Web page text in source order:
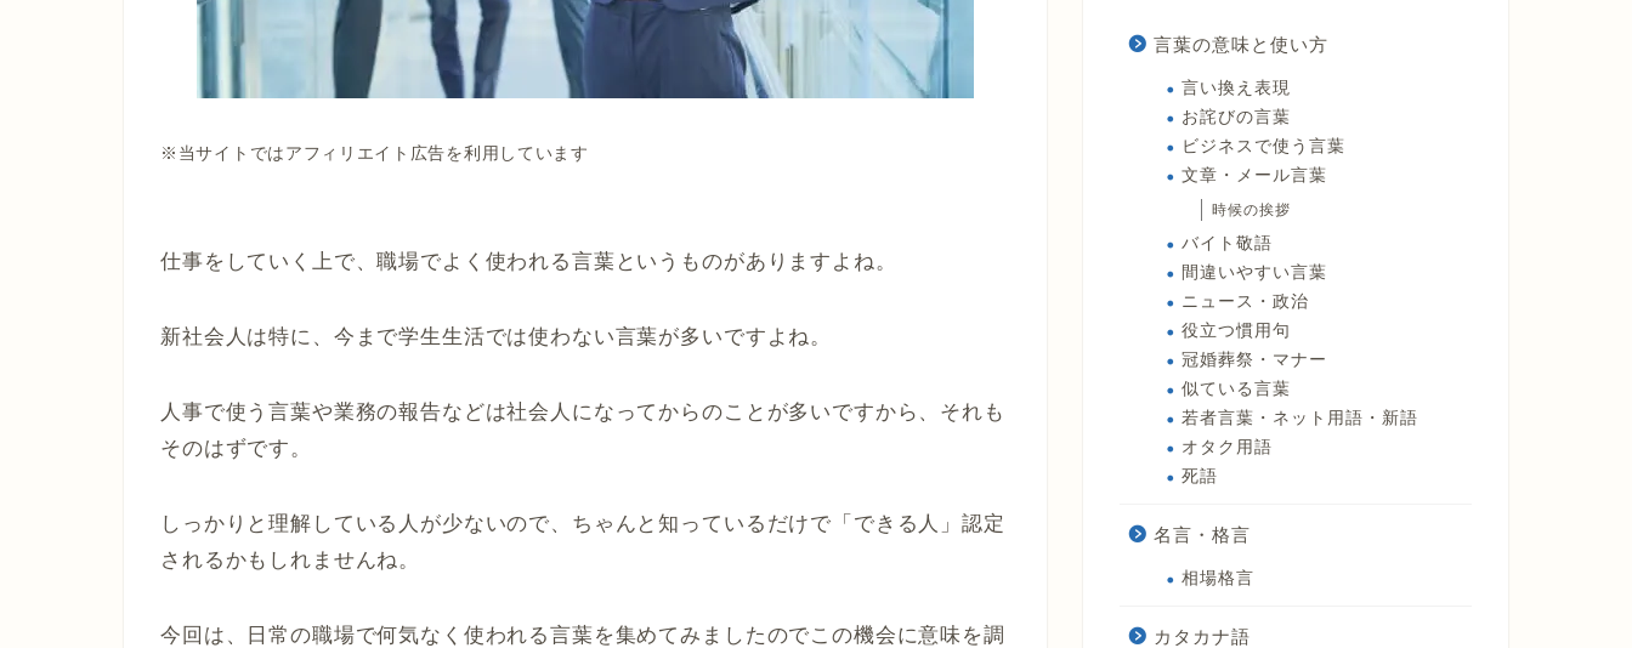
※当サイトではアフィリエイト広告を利用しています
仕事をしていく上で、職場でよく使われる言葉というものがありますよね。
新社会人は特に、今まで学生生活では使わない言葉が多いですよね。
人事で使う言葉や業務の報告などは社会人になってからのことが多いですから、それも
そのはずです。
しっかりと理解している人が少ないので、ちゃんと知っているだけで「できる人」認定
されるかもしれませんね。
今回は、日常の職場で何気なく使われる言葉を集めてみましたのでこの機会に意味を調
言葉の意味と使い方
言い換え表現
お詫びの言葉
ビジネスで使う言葉
文章・メール言葉
時候の挨拶
バイト敬語
間違いやすい言葉
ニュース・政治
役立つ慣用句
冠婚葬祭・マナー
似ている言葉
若者言葉・ネット用語・新語
オタク用語
死語
名言・格言
相場格言
カタカナ語